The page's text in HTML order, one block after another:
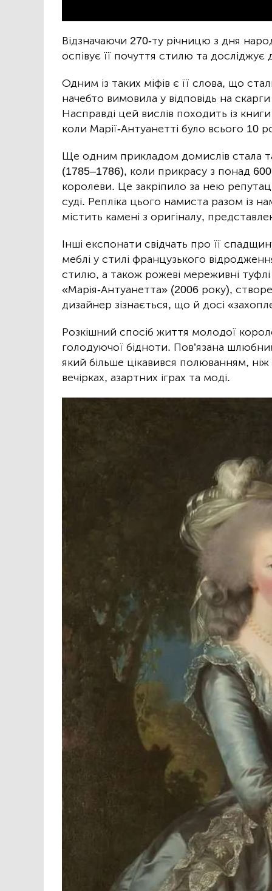
Відзначаючи 270-ту річницю з дня
оспівує її почуття стилю та досліджує
Одним із таких міфів є її слова, що
начебто вимовила у відповідь на
Насправді цей вислів походить із
коли Марії-Антуанетті було всього 10
Ще одним прикладом домислів стала
(1785–1786), коли прикрасу з понад 600
королеви. Це закріпило за нею
суді. Репліка цього намиста разом із
містить камені з оригіналу,
Інші експонати свідчать про її
меблі у стилі французького
стилю, а також рожеві мереживні
«Марія-Антуанетта» (2006 року),
дизайнер зізнається, що й досі
Розкішний спосіб життя молодої
голодуючої бідноти. Пов’язана
який більше цікавився полюванням,
вечірках, азартних іграх та моді.